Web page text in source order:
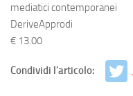
mediatici contemporanei
DeriveApprodi
€ 13.00
Condividi l'articolo: